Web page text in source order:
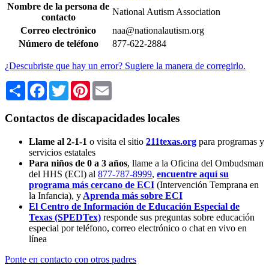
Nombre de la persona de
contacto
National Autism Association
Correo electrónico
naa@nationalautism.org
Número de teléfono
877-622-2884
¿Descubriste que hay un error? Sugiere la manera de corregirlo.
Share Facebook
TwitterPinterest
Contactos de discapacidades locales
Llame al 2-1-1 o visita el sitio 211texas.org para programas y
servicios estatales
Para niños de 0 a 3 años, llame a la Oficina del Ombudsman
del HHS (ECI) al 877-787-8999, encuentre aquí su
programa más cercano de ECI (Intervención Temprana en
la Infancia), y Aprenda más sobre ECI
El Centro de Información de Educación Especial de
Texas (SPEDTex) responde sus preguntas sobre educación
especial por teléfono, correo electrónico o chat en vivo en
línea
Ponte en contacto con otros padres